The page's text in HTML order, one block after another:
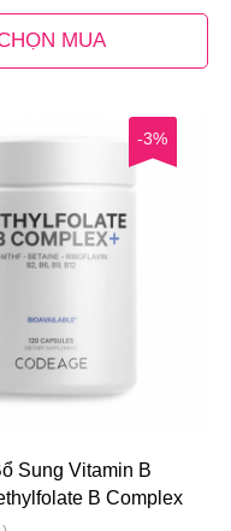
MUA
-3%
Sung Vitamin B
B Complex